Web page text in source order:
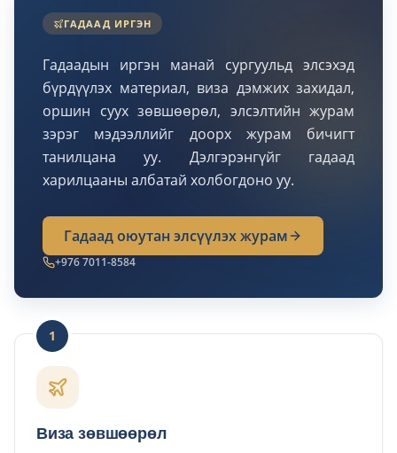
ГАДААД ИРГЭН
Гадаадын иргэн манай сургуульд элсэхэд
бүрдүүлэх материал, виза дэмжих захидал,
оршин суух зөвшөөрөл, элсэлтийн журам
зэрэг мэдээллийг доорх журам бичигт
танилцана уу. Дэлгэрэнгүйг гадаад
Гадаад оюутан элсүүлэх журам
+976 7011-8584
1
Виза зөвшөөрөл